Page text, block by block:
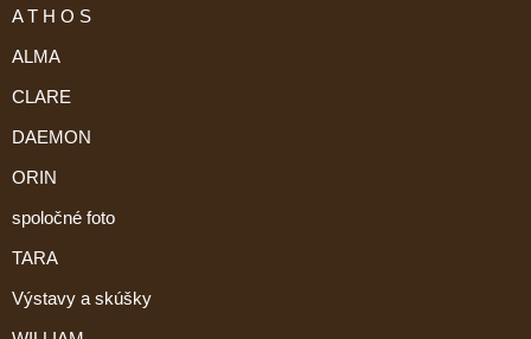
A T H O S
ALMA
CLARE
DAEMON
ORIN
spoločné foto
TARA
Výstavy a skúšky